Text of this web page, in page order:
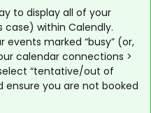
to display all of your
case) within Calendly.
events marked “busy” (or,
calendar connections >
“tentative/out of
ensure you are not booked